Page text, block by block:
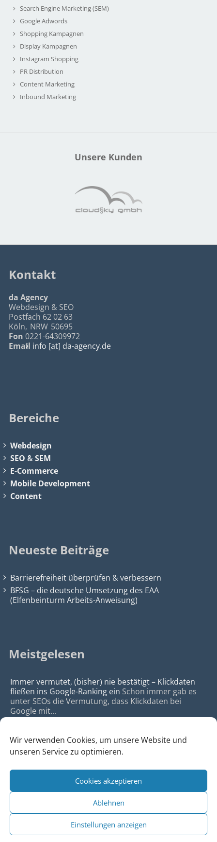
Wir verwenden Cookies, um unsere Website und
unseren Service zu optimieren.
Cookies akzeptieren
Ablehnen
Einstellungen anzeigen
Search Engine Marketing (SEM)
Google Adwords
Shopping Kampagnen
Display Kampagnen
Instagram Shopping
PR Distribution
Content Marketing
Inbound Marketing
Unsere Kunden
Kontakt
da Agency
Webdesign & SEO
Postfach 62 02 63
Köln, NRW 50695
Fon 0221-64309972
Email info [at] da-agency.de
Bereiche
Webdesign
SEO &SEM
E-Commerce
Mobile Development
Content
Neueste Beiträge
Barrierefreiheit überprüfen & verbessern
BFSG – die deutsche Umsetzung des EAA
(Elfenbeinturm Arbeits-Anweisung)
Meistgelesen
Immer vermutet, (bisher) nie bestätigt – Klickdaten
fließen ins Google-Ranking ein Schon immer gab es
unter SEOs die Vermutung, dass Klickdaten bei
Google mit...
da Agency - Webagentur für Webdesign & SEO, Köln
•Webdesign Köln|SEO Köln|Sitemap|Impressum
|Datenschutz